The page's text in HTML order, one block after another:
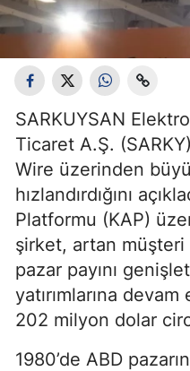
SARKUYSAN
Ticaret A.Ş.
Wire üzerinden
hızlandırdığını
Platformu (KAP)
şirket, artan müşteri
pazar payını
yatırımlarına
202 milyon dolar
1980’de ABD